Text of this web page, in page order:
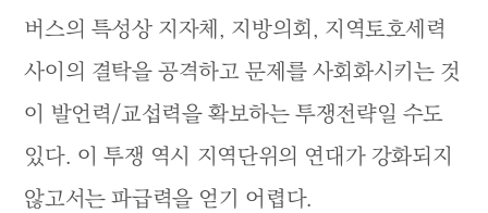
버스의 특성상 지자체, 지방의회, 지역토호세력
사이의 결탁을 공격하고 문제를 사회화시키는 것
이 발언력/교섭력을 확보하는 투쟁전략일 수도
있다. 이 투쟁 역시 지역단위의 연대가 강화되지
않고서는 파급력을 얻기 어렵다.